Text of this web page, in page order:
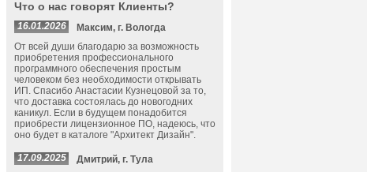
Что о нас говорят Клиенты?
16.01.2026
Максим, г. Вологда
От всей души благодарю за возможность
приобретения профессионального
программного обеспечения простым
человеком без необходимости открывать
ИП. Спасибо Анастасии Кузнецовой за то,
что доставка состоялась до новогодних
каникул. Если в будущем понадобится
приобрести лицензионное ПО, надеюсь, что
оно будет в каталоге "Архитект Дизайн".
17.09.2025
Дмитрий, г. Тула